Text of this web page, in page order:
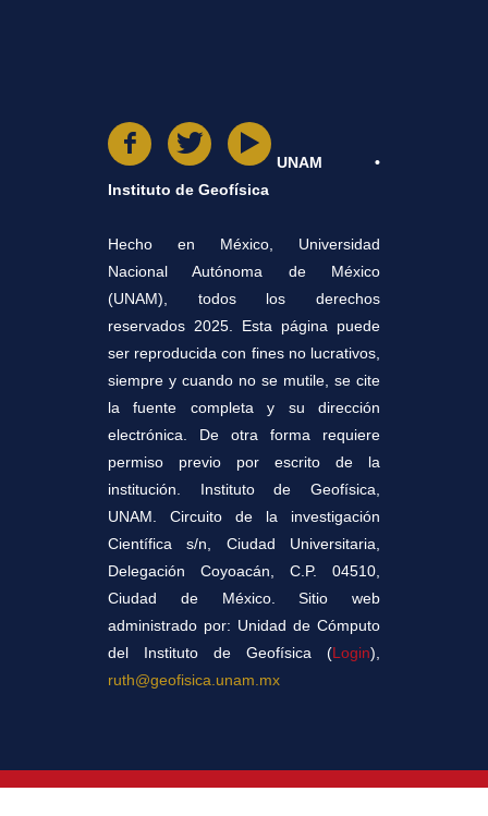
UNAM •
Instituto de Geofísica
Hecho en México, Universidad
Nacional Autónoma de México
(UNAM), todos los derechos
reservados 2025. Esta página puede
ser reproducida con fines no lucrativos,
siempre y cuando no se mutile, se cite
la fuente completa y su dirección
electrónica. De otra forma requiere
permiso previo por escrito de la
institución. Instituto de Geofísica,
UNAM. Circuito de la investigación
Científica s/n, Ciudad Universitaria,
Delegación Coyoacán, C.P. 04510,
Ciudad de México. Sitio web
administrado por: Unidad de Cómputo
del Instituto de Geofísica (Login),
ruth@geofisica.unam.mx